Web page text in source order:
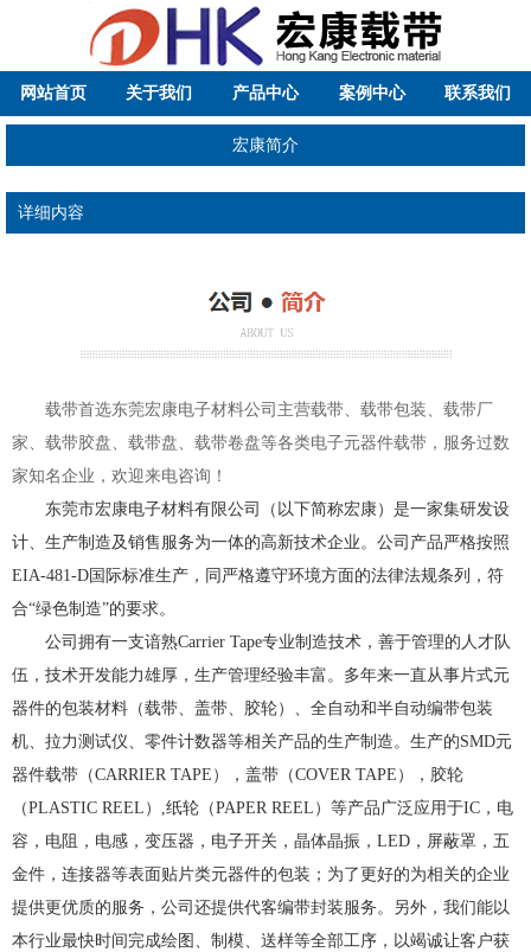
网站首页 关于我们 产品中心 案例中心 联系我们
宏康简介
详细内容
载带首选东莞宏康电子材料公司主营载带、载带包装、载带厂
家、载带胶盘、载带盘、载带卷盘等各类电子元器件载带，服务过数
家知名企业，欢迎来电咨询！
东莞市宏康电子材料有限公司
（以下简称宏康）是一家集研发设
计、生产制造及销售服务为一体的高新技术企业。公司产品严格按照
EIA-481-D国际标准生产，同严格遵守环境方面的法律法规条列，符
合“绿色制造”的要求。
公司拥有一支谙熟Carrier Tape专业制造技术，善于管理的人才队
伍，技术开发能力雄厚，生产管理经验丰富。多年来一直从事片式元
器件的包装材料（载带、盖带、胶轮）、全自动和半自动编带包装
机、拉力测试仪、零件计数器等相关产品的生产制造。生产的SMD元
器件载带（CARRIER TAPE），盖带（COVER TAPE），胶轮
（PLASTIC REEL）,纸轮（PAPER REEL）等产品广泛应用于IC，电
容，电阻，电感，变压器，电子开关，晶体晶振，LED，屏蔽罩，五
金件，连接器等表面贴片类元器件的包装；为了更好的为相关的企业
提供更优质的服务，公司还提供代客编带封装服务。另外，我们能以
本行业最快时间完成绘图、制模、送样等全部工序，以竭诚让客户获